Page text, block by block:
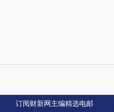
订阅财新网主编精选电邮